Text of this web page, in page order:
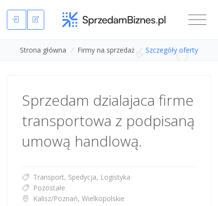
Strona główna / Firmy na sprzedaż / Szczegóły oferty
Sprzedam dzialajaca firme
transportowa z podpisaną
umową handlową.
Transport, Spedycja, Logistyka
Pozostałe
Kalisz/Poznań, Wielkopolskie